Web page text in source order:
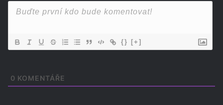
{} [+]
0 KOMENTÁŘE